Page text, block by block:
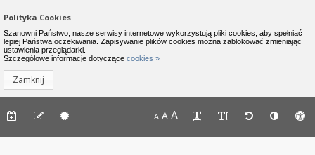
Urząd Gminy Parchowo -
Nawigacja do pomijania linków
Polityka Cookies
Szanowni Państwo, nasze serwisy internetowe wykorzystują pliki cookies, aby spełniać
lepiej Państwa oczekiwania. Zapisywanie plików cookies można zablokować zmieniając
ustawienia przeglądarki.
Szczegółowe informacje dotyczące cookies »
Zamknij
Menu górne
Menu górne - edycja stronyMenu górne - dostępność strony
A A A
Lewe menu
menu
INFORMACJE
Komunikaty
Deklaracja
dostępności